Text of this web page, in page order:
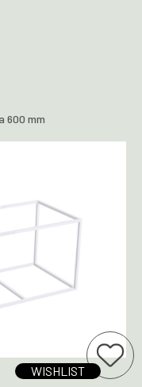
WISHLIST
600 mm
Aggiungi a